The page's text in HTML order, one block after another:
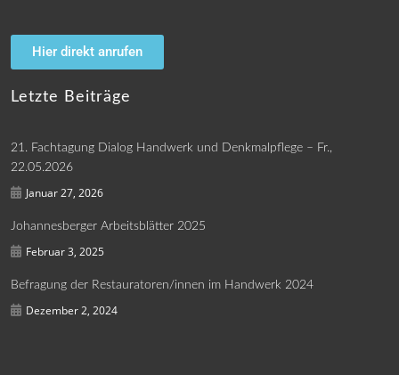
Hier direkt anrufen
Letzte Beiträge
21. Fachtagung Dialog Handwerk und Denkmalpflege – Fr.,
22.05.2026
Januar 27, 2026
Johannesberger Arbeitsblätter 2025
Februar 3, 2025
Befragung der Restauratoren/innen im Handwerk 2024
Dezember 2, 2024